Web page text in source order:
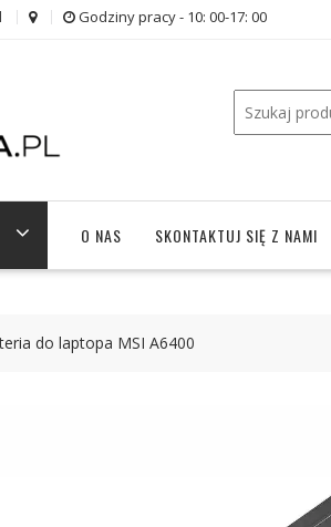
Godziny pracy - 10: 00-17: 00
O NAS SKONTAKTUJ SIĘ Z NAMI
do laptopa MSI A6400